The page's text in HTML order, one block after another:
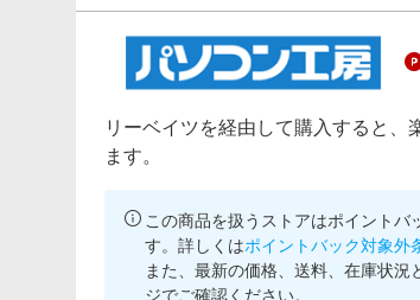
リーベイツを経由して購入すると、
ます。
この商品を扱うストアはポイントバ
す。詳しくはポイントバック対象外
また、最新の価格、送料、在庫状況
ジでご確認ください。